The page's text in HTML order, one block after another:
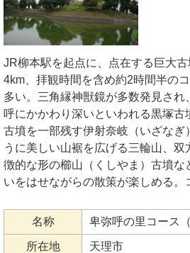
JR柳本駅を起点に、点在する巨大
4km、拝観時間を含め約2時間半の
多い。三角縁神獣鏡が多数発見さ
呼にかかわり深いといわれる黒塚古
古墳を一部残す伊射奈岐（いざなぎ
うに美しい山裾を広げる三輪山、
徴的な形の櫛山（くしやま）古墳な
いをはせながらの散策が楽しめる。
名称 卑弥呼の里コース
所在地 天理市